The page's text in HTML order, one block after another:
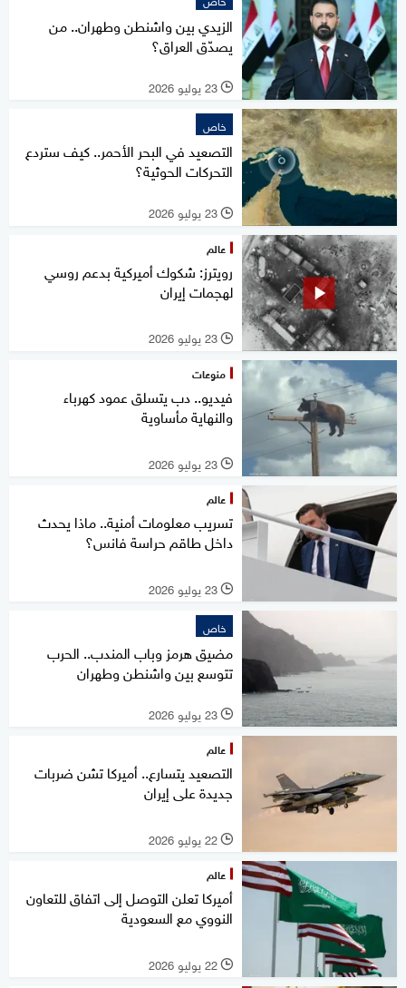
الزيدي بين واشنطن وطهران.. من
يصدّق العراق؟
l 23 يوليو 2026
خاص
التصعيد في البحر الأحمر.. كيف ستردع
التحركات الحوثية؟
l 23 يوليو 2026
عالم
رويترز: شكوك أميركية بدعم روسي
لهجمات إيران
l 23 يوليو 2026
منوعات
فيديو.. دب يتسلق عمود كهرباء
والنهاية مأساوية
l 23 يوليو 2026
عالم
تسريب معلومات أمنية.. ماذا يحدث
داخل طاقم حراسة فانس؟
l 23 يوليو 2026
خاص
مضيق هرمز وباب المندب.. الحرب
تتوسع بين واشنطن وطهران
l 23 يوليو 2026
عالم
التصعيد يتسارع.. أميركا تشن ضربات
جديدة على إيران
l 22 يوليو 2026
عالم
أميركا تعلن التوصل إلى اتفاق للتعاون
النووي مع السعودية
l 22 يوليو 2026